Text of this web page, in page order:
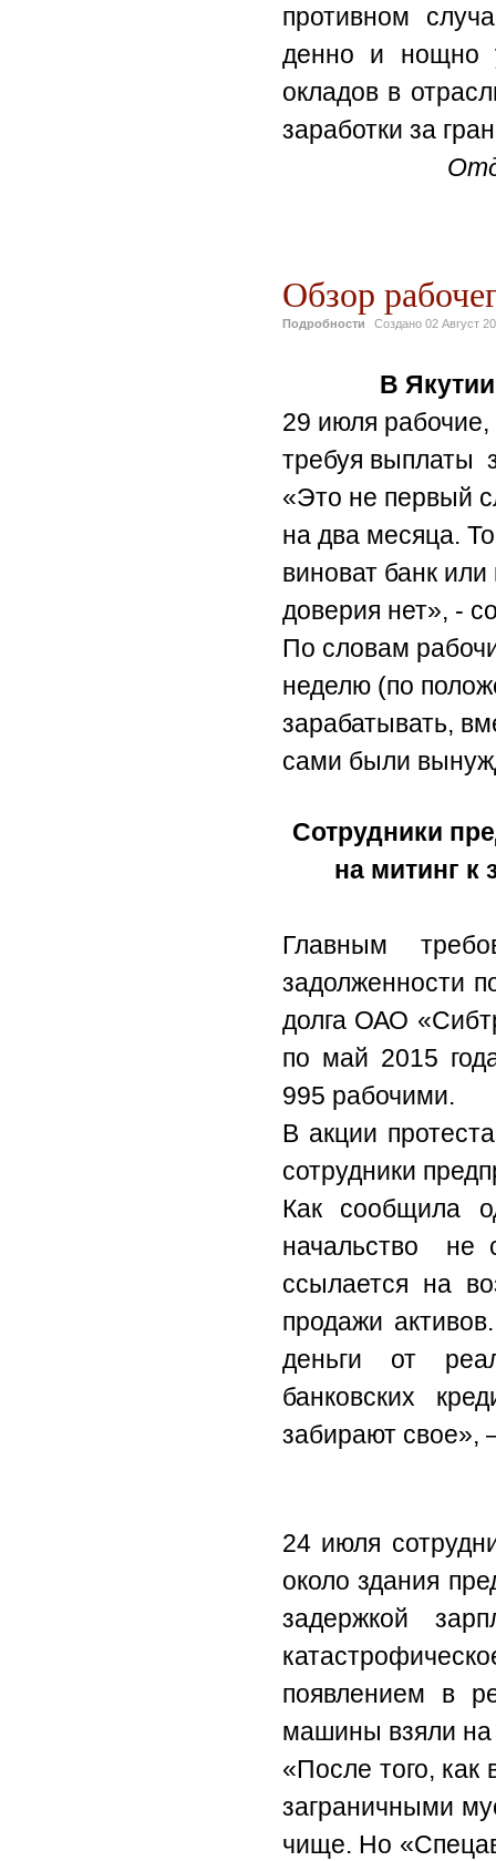
противном
денно и нощно
окладов в
заработки за
Обзор
Подробности Создано 02 Август
В
29 июля
требуя выплаты
«Это не первый
на два месяца.
виноват банк
доверия нет», -
По словам
неделю (по
зарабатывать,
сами были
Сотрудники
на митинг к
Главным
задолженности
долга ОАО
по май 2015
995 рабочими.
В акции
сотрудники
Как сообщила
начальство не
ссылается на
продажи
деньги от
банковских
забирают свое»,
24 июля
около здания
задержкой
появлением в
машины взяли на
«После того,
заграничными
чище. Но